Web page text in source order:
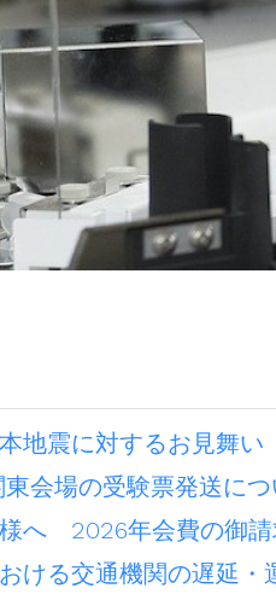
地震に対するお見舞
東会場の受験票発送に
へ 2026年会費の御
ける交通機関の遅延